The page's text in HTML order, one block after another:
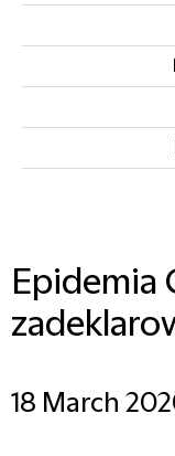
Epidemia
18 March